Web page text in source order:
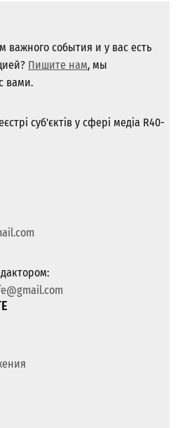
важного события и у вас есть
Пишите нам, мы
вами.
суб'єктів у сфері медіа R40-